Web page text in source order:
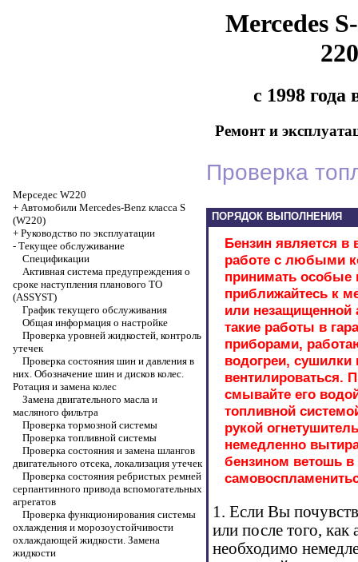
Mercedes
220
с 1998 года
Ремонт и
Мерседес W220
+ Автомобили Mercedes-Benz класса S
(W220)
+ Руководство по эксплуатации
- Текущее обслуживание
Спецификации
Активная система предупреждения о
сроке наступления планового ТО
(ASSYST)
График текущего обслуживания
Общая информация о настройке
Проверка уровней жидкостей, контроль
утечек
Проверка состояния шин и давления в
них. Обозначение шин и дисков колес.
Ротация и замена колес
Замена двигательного масла и
масляного фильтра
Проверка тормозной системы
Проверка топливной системы
Проверка состояния и замена шлангов
двигательного отсека, локализация утечек
Проверка состояния ребристых ремней
серпантинного привода вспомогательных
агрегатов
Проверка функционирования системы
охлаждения и морозоустойчивости
охлаждающей жидкости. Замена
жидкости
Проверка
ПОРЯДОК ВЫПОЛНЕНИЯ
Бензин является
работе с любыми
принимать особые
приближайтесь к
или незащищенной
такие работы в
приборами,
водогреи,
вентилироваться.
смывайте его
топливной
рукой
немедленно
бензином ветошь в
1. Если Вы
или после того, как
необходимо